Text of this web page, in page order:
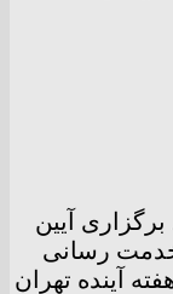
آیین
خدمت رسانی
آینده تهران